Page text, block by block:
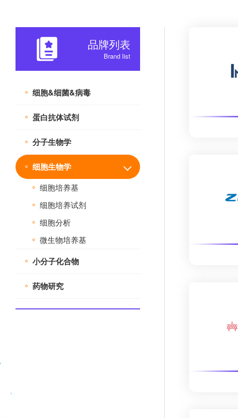
品牌列表
Brand list
细胞&细菌&病毒
蛋白抗体试剂
分子生物学
细胞生物学
细胞培养基
细胞培养试剂
细胞分析
微生物培养基
小分子化合物
药物研究